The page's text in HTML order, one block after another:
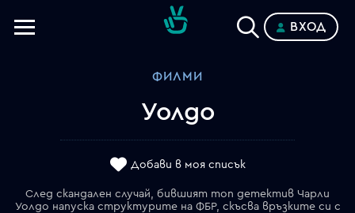
ВХОД
ФИЛМИ
Уолдо
Добави в моя списък
След скандален случай, бившият топ детектив Чарли
Уолдо напуска структурите на ФБР, скъсва връзките си с